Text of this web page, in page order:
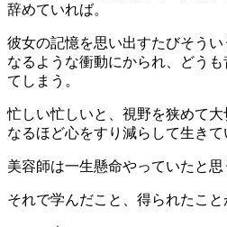
辞めていれば。
彼女の記憶を思い出すたびそうい
なるような衝動にかられ、どう
てしまう。
忙しい忙しいと、視野を狭めて大
なるほど心をすり減らして生きて
美容師は一生懸命やっていたと思
それで学んだこと、得られたこと